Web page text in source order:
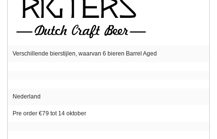
Verschillende bierstijlen, waarvan 6 bieren Barrel Aged
Nederland
Pre order €79 tot 14 oktober